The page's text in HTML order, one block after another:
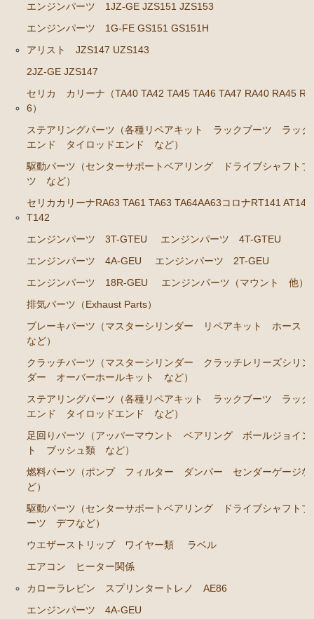
エンジンパーツ 1JZ-GE JZS151 JZS153
エンジンパーツ 1G-FE GS151 GS151H
アリスト JZS147 UZS143
2JZ-GE JZS147
セリカ カリーナ（TA40 TA42 TA45 TA46 TA47 RA40 RA45
6）
ステアリングパーツ（各種リペアキット ラックブーツ ラック
エンド タイロッドエンド など）
駆動パーツ（センターサポートベアリング ドライブシャフトブ
ツ など）
セリカカリーナRA63 TA61 TA63 TA64AA63コロナRT141
T142
エンジンパーツ 3T-GTEU
エンジンパーツ 4T-GTEU
エンジンパーツ 4A-GEU
エンジンパーツ 2T-GEU
エンジンパーツ 18R-GEU
エンジンパーツ（マウント 他）
排気パーツ（Exhaust Parts）
ブレーキパーツ（マスターシリンダー リペアキット ホース
など）
クラッチパーツ（マスターシリンダー クラッチレリーズシリン
ダー オーバーホールキット など）
ステアリングパーツ（各種リペアキット ラックブーツ ラック
エンド タイロッドエンド など）
足回りパーツ（アッパーマウント ベアリング ボールジョイン
ト ブッシュ類 など）
燃料パーツ（ポンプ フィルター ダンパー センダーゲージな
ど）
駆動パーツ（センターサポートベアリング ドライブシャフトブ
ーツ デフなど）
ウエザーストリップ ワイヤー類
ラベル
エアコン ヒーター関係
カローラレビン スプリンタートレノ AE86
エンジンパーツ 4A-GEU